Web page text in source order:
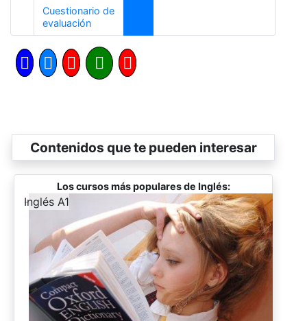
Cuestionario de
evaluaciónAnterior
Contenidos que te pueden interesar
Los cursos más populares de Inglés:
-
Inglés A1